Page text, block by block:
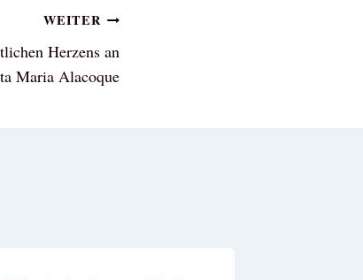
WEITER
Herzens an
Maria Alacoque